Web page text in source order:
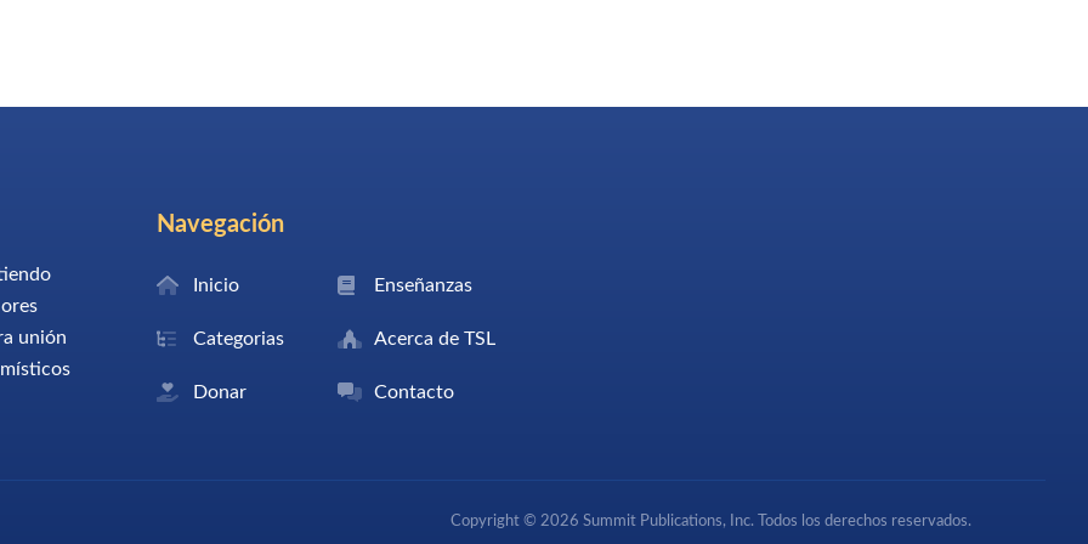
unión
Navegación
Inicio Enseñanzas
Categorias Acerca de TSL
Donar Contacto
Copyright © 2026 Summit Publications, Inc. Todos los derechos reservados.